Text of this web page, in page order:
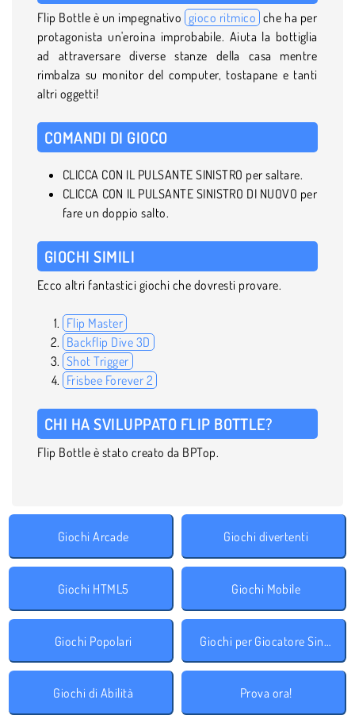
Flip Bottle è un impegnativo gioco ritmico che ha per
protagonista un'eroina improbabile. Aiuta la bottiglia
ad attraversare diverse stanze della casa mentre
rimbalza su monitor del computer, tostapane e tanti
altri oggetti!
COMANDI DI GIOCO
CLICCA CON IL PULSANTE SINISTRO per saltare.
CLICCA CON IL PULSANTE SINISTRO DI NUOVO per
fare un doppio salto.
GIOCHI SIMILI
Ecco altri fantastici giochi che dovresti provare.
Flip Master
Backflip Dive 3D
Shot Trigger
Frisbee Forever 2
CHI HA SVILUPPATO FLIP BOTTLE?
Flip Bottle è stato creato da BPTop.
Giochi Arcade Giochi divertenti
Giochi HTML5 Giochi Mobile
Giochi Popolari Giochi per Giocatore Singolo
Giochi di Abilità Prova ora!